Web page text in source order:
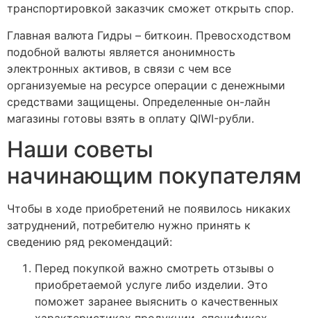
транспортировкой заказчик сможет открыть спор.
Главная валюта Гидры – биткоин. Превосходством
подобной валюты является анонимность
электронных активов, в связи с чем все
организуемые на ресурсе операции с денежными
средствами защищены. Определенные он-лайн
магазины готовы взять в оплату QIWI-рубли.
Наши советы
начинающим покупателям
Чтобы в ходе приобретений не появилось никаких
затруднений, потребителю нужно принять к
сведению ряд рекомендаций:
Перед покупкой важно смотреть отзывы о
приобретаемой услуге либо изделии. Это
поможет заранее выяснить о качественных